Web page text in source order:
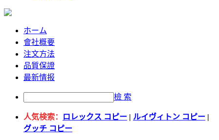
ホーム
會社概要
注文方法
品質保證
最新情报
檢 索
人気検索： ロレックス コピー | ルイヴィトン コピー |
グッチ コピー